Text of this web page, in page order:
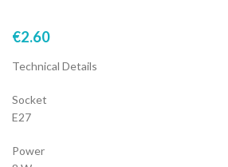
€2.60
Technical Details
Socket
E27
Power